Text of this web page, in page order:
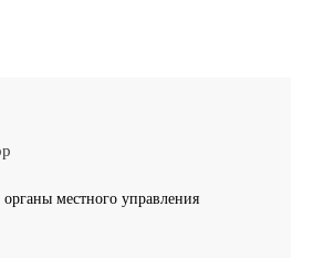
органы местного управления